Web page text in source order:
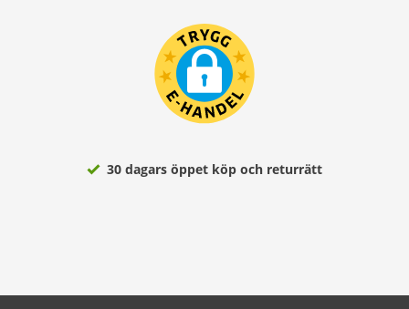
30 dagars öppet köp och returrätt